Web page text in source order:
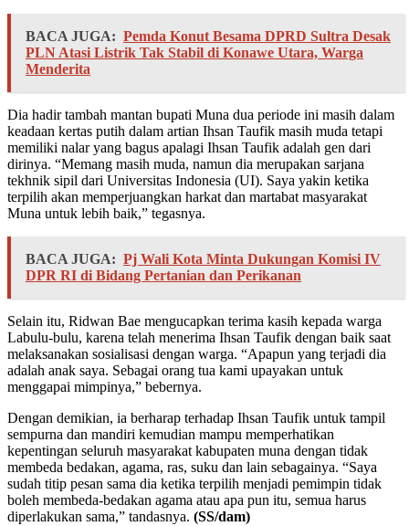
BACA JUGA: Pemda Konut Besama DPRD Sultra Desak
PLN Atasi Listrik Tak Stabil di Konawe Utara, Warga
Menderita
Dia hadir tambah mantan bupati Muna dua periode ini masih dalam
keadaan kertas putih dalam artian Ihsan Taufik masih muda tetapi
memiliki nalar yang bagus apalagi Ihsan Taufik adalah gen dari
dirinya. “Memang masih muda, namun dia merupakan sarjana
tekhnik sipil dari Universitas Indonesia (UI). Saya yakin ketika
terpilih akan memperjuangkan harkat dan martabat masyarakat
Muna untuk lebih baik,” tegasnya.
BACA JUGA: Pj Wali Kota Minta Dukungan Komisi IV
DPR RI di Bidang Pertanian dan Perikanan
Selain itu, Ridwan Bae mengucapkan terima kasih kepada warga
Labulu-bulu, karena telah menerima Ihsan Taufik dengan baik saat
melaksanakan sosialisasi dengan warga. “Apapun yang terjadi dia
adalah anak saya. Sebagai orang tua kami upayakan untuk
menggapai mimpinya,” bebernya.
Dengan demikian, ia berharap terhadap Ihsan Taufik untuk tampil
sempurna dan mandiri kemudian mampu memperhatikan
kepentingan seluruh masyarakat kabupaten muna dengan tidak
membeda bedakan, agama, ras, suku dan lain sebagainya. “Saya
sudah titip pesan sama dia ketika terpilih menjadi pemimpin tidak
boleh membeda-bedakan agama atau apa pun itu, semua harus
diperlakukan sama,” tandasnya. (SS/dam)